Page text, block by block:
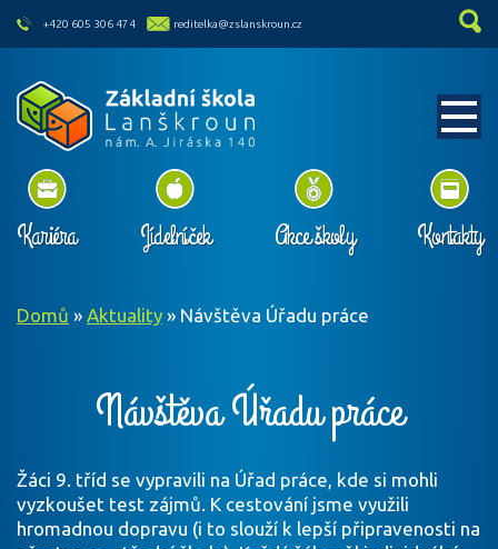
skip to main content
+420 605 306 474 reditelka@zslanskroun.cz
Kariéra Jídelníček Akce školy Kontakty
Domů » Aktuality » Návštěva Úřadu práce
Návštěva Úřadu práce
Žáci 9. tříd se vypravili na Úřad práce, kde si mohli
vyzkoušet test zájmů. K cestování jsme využili
hromadnou dopravu (i to slouží k lepší připravenosti na